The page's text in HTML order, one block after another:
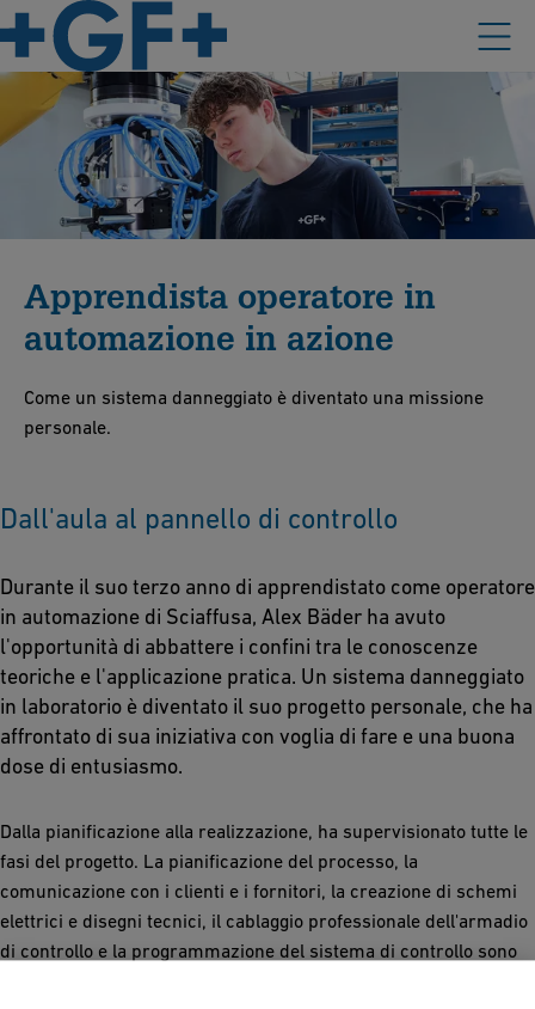
Apprendista operatore in
automazione in azione
Come un sistema danneggiato è diventato una missione
personale.
Dall'aula al pannello di controllo
Durante il suo terzo anno di apprendistato come operatore
in automazione di Sciaffusa, Alex Bäder ha avuto
l'opportunità di abbattere i confini tra le conoscenze
teoriche e l'applicazione pratica. Un sistema danneggiato
in laboratorio è diventato il suo progetto personale, che ha
affrontato di sua iniziativa con voglia di fare e una buona
dose di entusiasmo.
Dalla pianificazione alla realizzazione, ha supervisionato tutte le
fasi del progetto. La pianificazione del processo, la
comunicazione con i clienti e i fornitori, la creazione di schemi
elettrici e disegni tecnici, il cablaggio professionale dell'armadio
di controllo e la programmazione del sistema di controllo sono